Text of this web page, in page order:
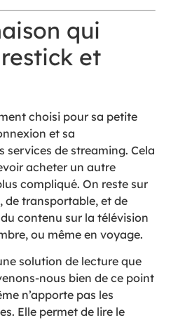
qui
et
choisi pour sa petite
et sa
services de streaming. Cela
acheter un autre
compliqué. On reste sur
de transportable, et de
contenu sur la télévision
ou même en voyage.
solution de lecture que
nous bien de ce point
n’apporte pas les
Elle permet de lire le